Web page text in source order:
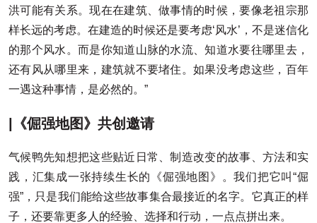
洪可能有关系。现在在建筑、做事情的时候，要像老祖宗那
样长远的考虑。在建造的时候还是要考虑‘风水’，不是迷信化
的那个风水。而是你知道山脉的水流、知道水要往哪里去，
还有风从哪里来，建筑就不要堵住。如果没考虑这些，百年
一遇这种事情，是必然的。”
|《倔强地图》共创邀请
气候鸭先知想把这些贴近日常、制造改变的故事、方法和实
践，汇集成一张持续生长的《倔强地图》。我们把它叫“倔
强”，只是我们能给这些故事集合最接近的名字。它真正的样
子，还要靠更多人的经验、选择和行动，一点点拼出来。